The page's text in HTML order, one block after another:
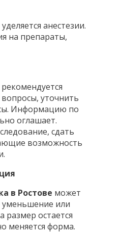
анестезии.
на препараты,
уточнить
Информацию по
оглашает.
сдать
возможность
в Ростове может
уменьшение или
размер остается
меняется форма.